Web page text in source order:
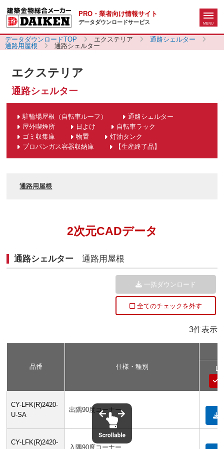
PRO・業者向け情報サイト
データダウンロードサービス
データダウンロードTOP エクステリア
通路シェルター
通路用屋根
通路シェルター
エクステリア
通路シェルター
駐輪場屋根（自転車ルーフ）
通路シェルター
屋外喫煙所
日よけ
自転車ラック
ゴミ収集庫
物置
灯油タンク
プロパンガス容器収納庫
【生産終了品】
通路用屋根
2次元CADデータ
通路シェルター 通路用屋根
3件表示
一括ダウンロード
全てのチェックを外す
品番 仕様・種別
CY-LFK(R)2420-
U-SA
出隅90度コーナー
CY-LFK(R)2420-
入隅90度コーナー